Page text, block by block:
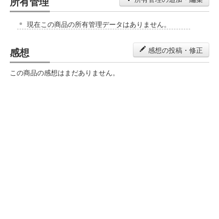
現在この商品の所有管理データはありません。
感想 感想の投稿・修正
この商品の感想はまだありません。